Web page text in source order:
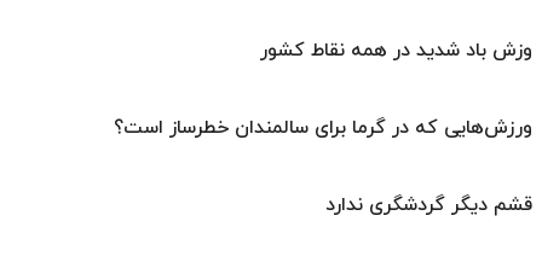
وزش باد شدید در همه نقاط کشور
ورزش‌هایی که در گرما برای سالمندان خطرساز است؟
قشم دیگر گردشگری ندارد